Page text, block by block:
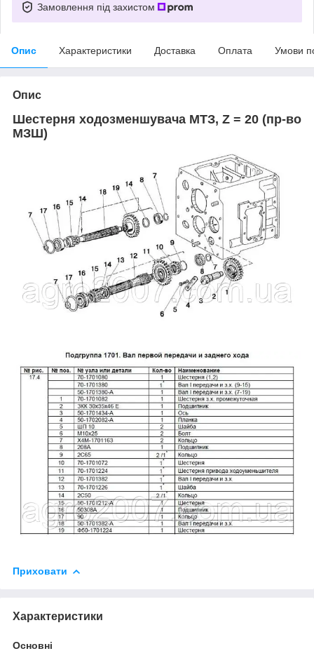
Замовлення під захистом
Опис Характеристики Доставка Оплата Умови
Опис
Шестерня ходозменшувача МТЗ, Z = 20 (пр-во
МЗШ)
Приховати
Характеристики
Основні